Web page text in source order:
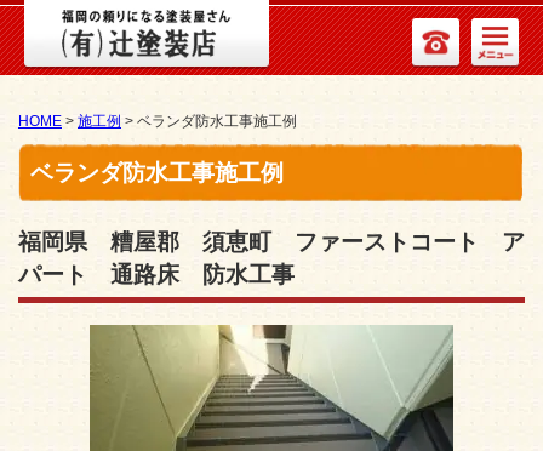
HOME > 施工例 > ベランダ防水工事施工例
ベランダ防水工事施工例
福岡県 糟屋郡 須恵町 ファーストコート ア
パート 通路床 防水工事